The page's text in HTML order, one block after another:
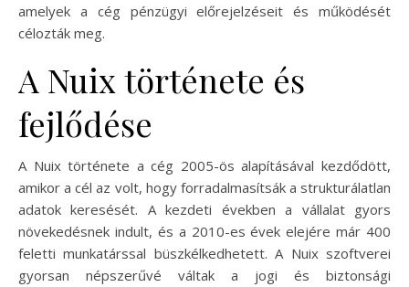
amelyek a cég pénzügyi előrejelzéseit és működését
célozták meg.
A Nuix története és
fejlődése
A Nuix története a cég 2005-ös alapításával kezdődött,
amikor a cél az volt, hogy forradalmasítsák a strukturálatlan
adatok keresését. A kezdeti években a vállalat gyors
növekedésnek indult, és a 2010-es évek elejére már 400
feletti munkatárssal büszkélkedhetett. A Nuix szoftverei
gyorsan népszerűvé váltak a jogi és biztonsági